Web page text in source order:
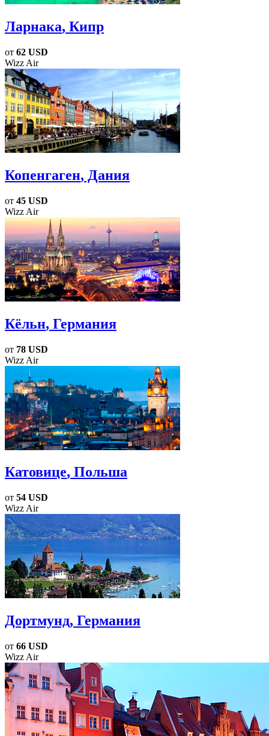
Ларнака, Кипр
от 62 USD
Wizz Air
Копенгаген, Дания
от 45 USD
Wizz Air
Кёльн, Германия
от 78 USD
Wizz Air
Катовице, Польша
от 54 USD
Wizz Air
Дортмунд, Германия
от 66 USD
Wizz Air